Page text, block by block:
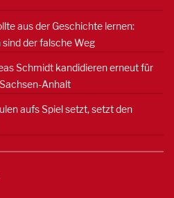
aus der Geschichte lernen:
der falsche Weg
Schmidt kandidieren erneut für
Anhalt
aufs Spiel setzt, setzt den